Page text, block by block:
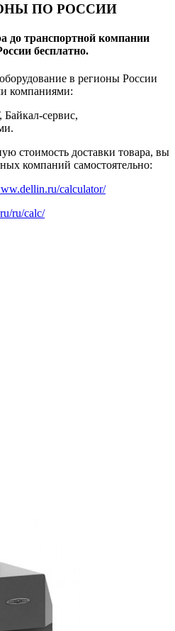
ПО РОССИИ
до транспортной компании
бесплатно.
в регионы России
компаниями:
сервис,
стоимость доставки товара, вы
компаний самостоятельно:
calculator/
ru/calc/